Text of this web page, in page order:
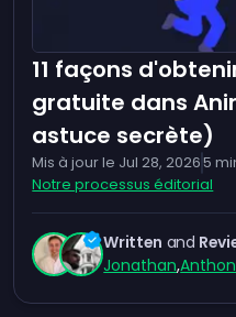
11 façons
gratuite dans
astuce secrète)
Mis à jour le Jul 28, 20265
Notre processus éditorial
Written and
Jonathan,